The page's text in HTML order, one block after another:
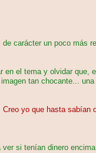
carácter un poco más
el tema y olvidar que,
tan chocante...
yo que hasta sabían
si tenían dinero